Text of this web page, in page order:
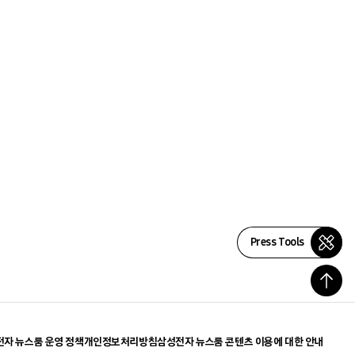
Press Tools
자 뉴스룸 운영 정책개인정보처리방침삼성전자 뉴스룸 콘텐츠 이용에 대한 안내